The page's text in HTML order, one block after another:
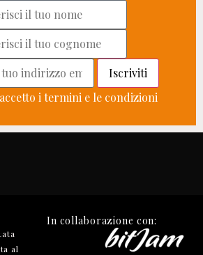
i termini e le condizioni
al
In collaborazione con: